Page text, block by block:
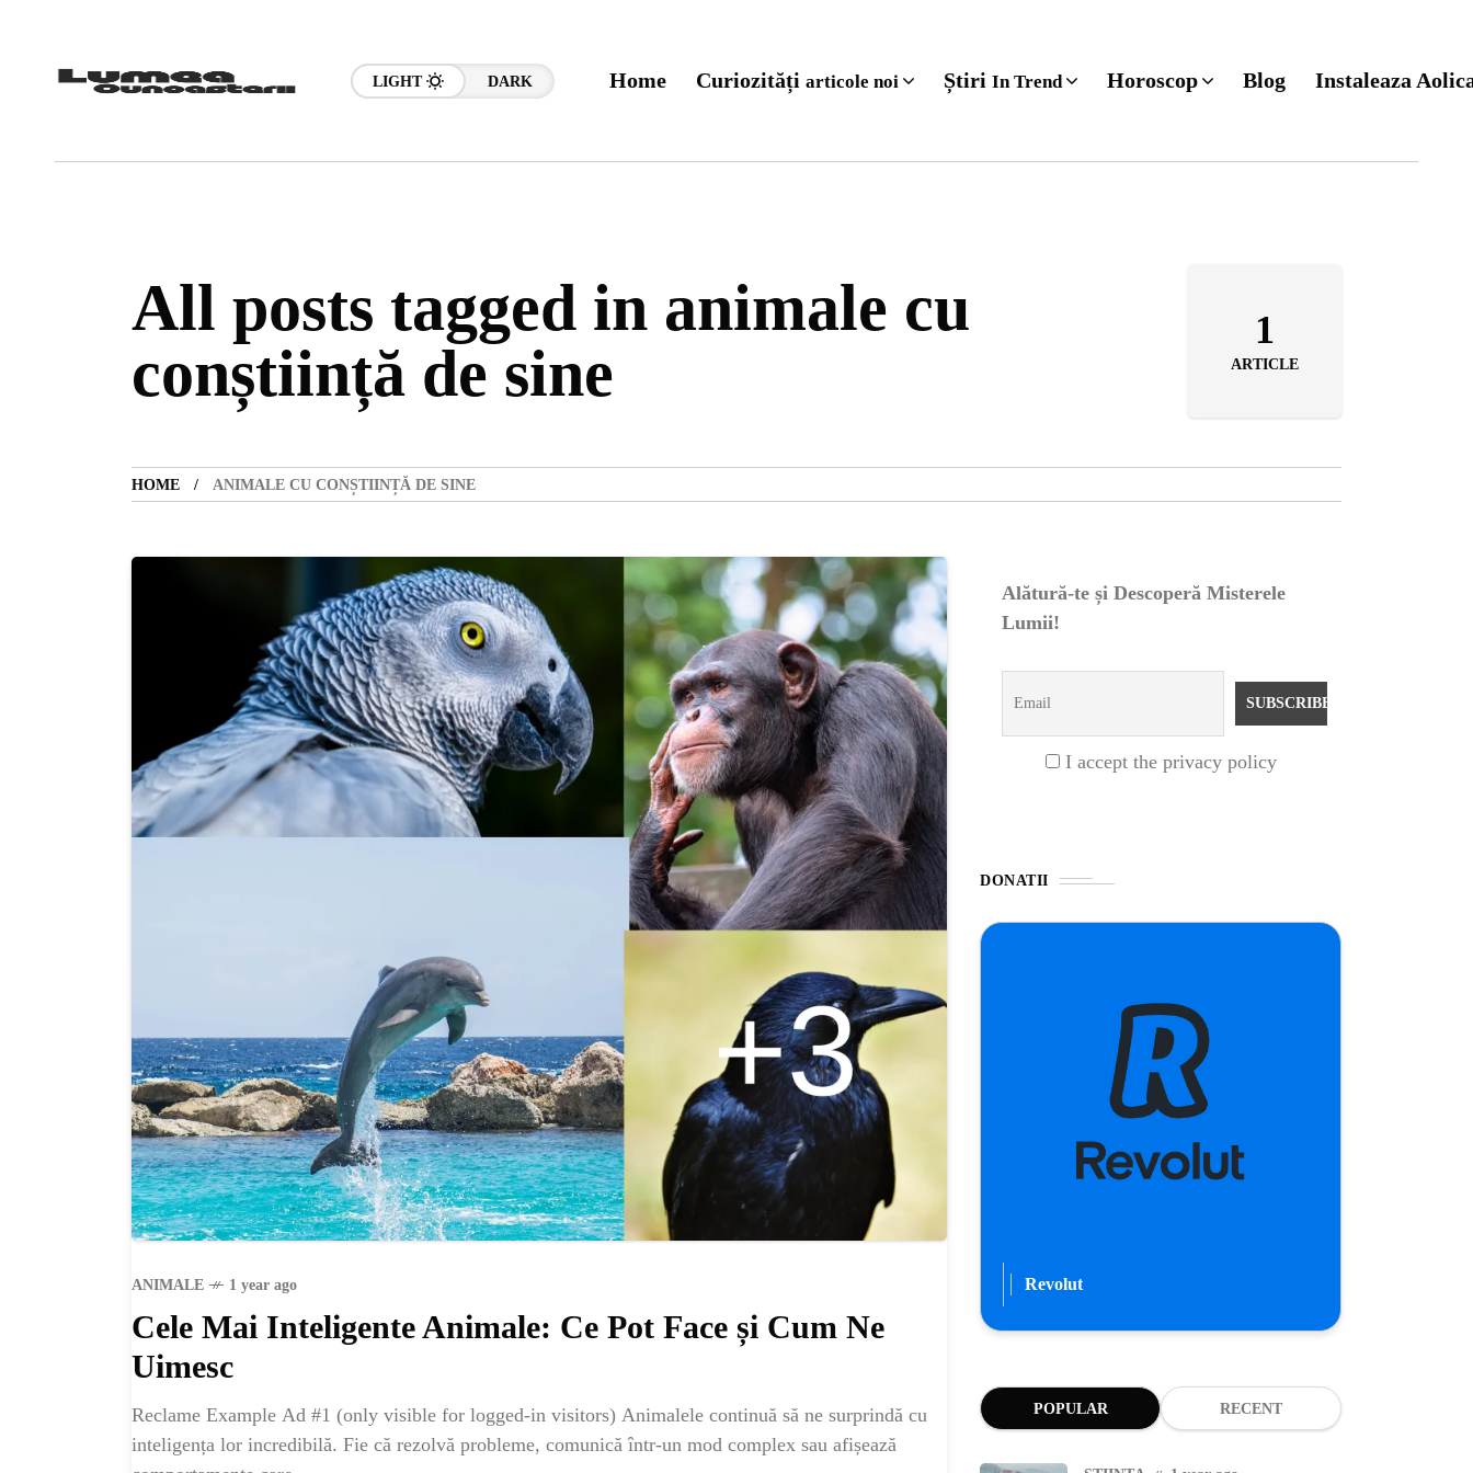
LIGHT DARK Home Curiozități articole noi Știri In Trend Horoscop Blog Instaleaza
All posts tagged in animale cu
conștiință de sine
1
ARTICLE
HOME ANIMALE CU CONȘTIINȚĂ DE SINE
ANIMALE 1 year ago
Cele Mai Inteligente Animale: Ce Pot Face și Cum Ne
Uimesc
Reclame Example Ad #1 (only visible for logged-in visitors) Animalele continuă să ne surprindă cu
inteligența lor incredibilă. Fie că rezolvă probleme, comunică într-un mod complex sau afișează
Alătură-te și Descoperă Misterele
Lumii!
I accept the privacy policy
DONATII
Revolut
POPULAR RECENT